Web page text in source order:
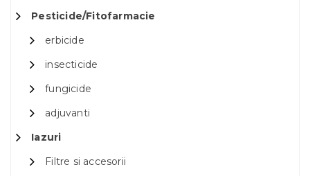
Pesticide/Fitofarmacie
erbicide
insecticide
fungicide
adjuvanti
Iazuri
Filtre si accesorii